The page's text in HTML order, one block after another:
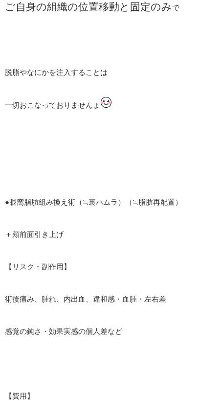
ご自身の組織の位置移動と固定のみで
脱脂やなにかを注入することは
一切おこなっておりませんょ
●眼窩脂肪組み換え術（≒裏ハムラ）（≒脂肪再配置）
＋頬前面引き上げ
【リスク・副作用】
術後痛み、腫れ、内出血、違和感・血腫・左右差
感覚の鈍さ・効果実感の個人差など
【費用】